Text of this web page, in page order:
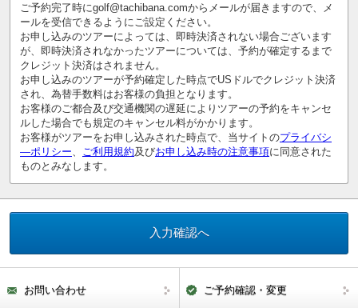
ご予約完了時にgolf@tachibana.comからメールが届きますので、メ
ールを受信できるようにご設定ください。
お申し込みのツアーによっては、即時決済されない場合ございます
が、即時決済されなかったツアーについては、予約が確定するまで
クレジット決済はされません。
お申し込みのツアーが予約確定した時点でUSドルでクレジット決済
され、為替手数料はお客様の負担となります。
お客様のご都合及び交通機関の遅延によりツアーの予約をキャンセ
ルした場合でも規定のキャンセル料がかかります。
お客様がツアーをお申し込みされた時点で、当サイトのプライバシ
―ポリシー
ご利用規約及びお申し込み時の注意事項に同意された
ものとみなします。
お問い合わせ ご予約確認・変更